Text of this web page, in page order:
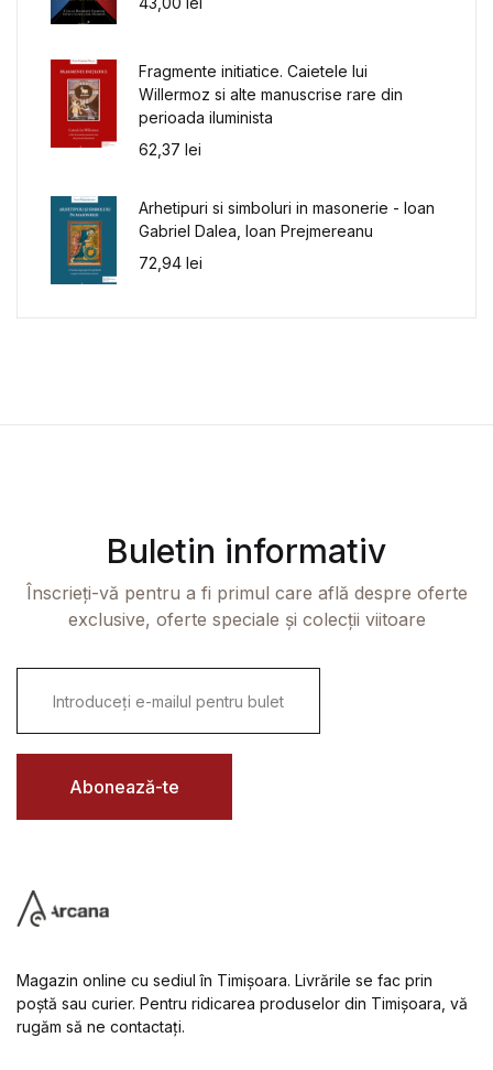
Fragmente initiatice. Caietele lui
Willermoz si alte manuscrise rare din
perioada iluminista
62,37 lei
Arhetipuri si simboluri in masonerie - Ioan
Gabriel Dalea, Ioan Prejmereanu
72,94 lei
Buletin informativ
Înscrieți-vă pentru a fi primul care află despre oferte
exclusive, oferte speciale și colecții viitoare
i
l
Abonează-te
Magazin online cu sediul în Timișoara. Livrările se fac prin
poștă sau curier. Pentru ridicarea produselor din Timișoara, vă
rugăm să ne contactați.